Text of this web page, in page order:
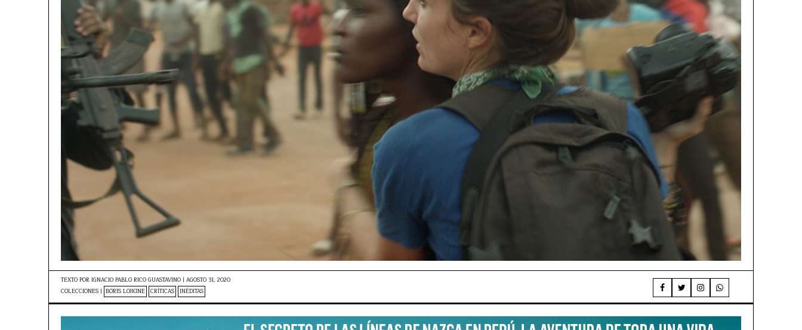
TEXTO POR IGNACIO PABLO RICO GUASTAVINO | AGOSTO 31, 2020
COLECCIONES | BORIS LOJKINE CRÍTICAS INÉDITAS